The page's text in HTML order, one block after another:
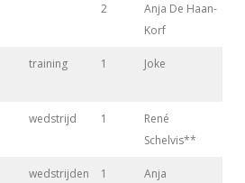
2
Anja De Haan-
Korf
training 1 Joke
wedstrijd 1
René
Schelvis**
wedstrijden 1
Anja